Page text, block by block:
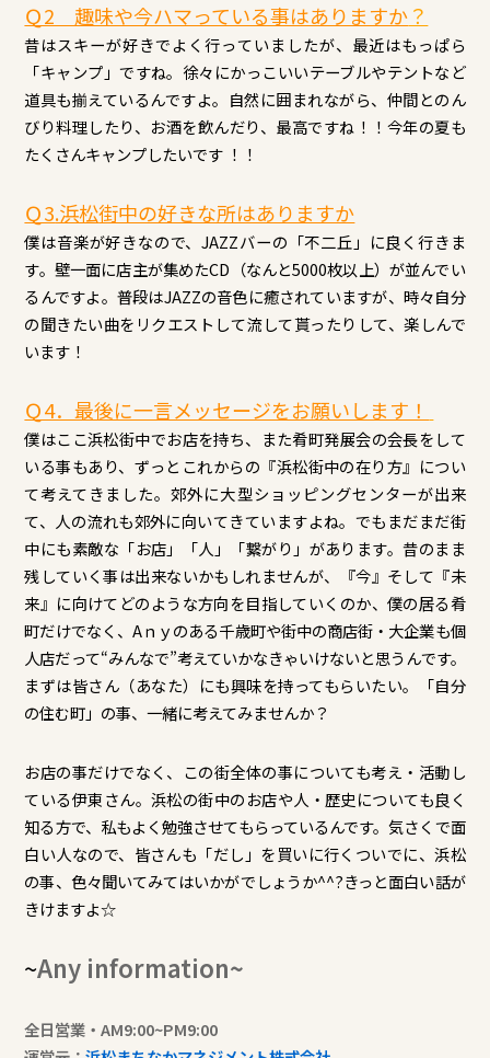
Ｑ2 趣味や今ハマっている事はありますか？
昔はスキーが好きでよく行っていましたが、最近はもっぱら
「キャンプ」ですね。徐々にかっこいいテーブルやテントなど
道具も揃えているんですよ。自然に囲まれながら、仲間とのん
びり料理したり、お酒を飲んだり、最高ですね！！今年の夏も
たくさんキャンプしたいです ！！
Ｑ3.浜松街中の好きな所はありますか
僕は音楽が好きなので、JAZZバーの「不二丘」に良く行きま
す。壁一面に店主が集めたCD（なんと5000枚以上）が並んでい
るんですよ。普段はJAZZの音色に癒されていますが、時々自分
の聞きたい曲をリクエストして流して貰ったりして、楽しんで
います！
Ｑ4．最後に一言メッセージをお願いします！
僕はここ浜松街中でお店を持ち、また肴町発展会の会長をして
いる事もあり、ずっとこれからの『浜松街中の在り方』につい
て考えてきました。郊外に大型ショッピングセンターが出来
て、人の流れも郊外に向いてきていますよね。でもまだまだ街
中にも素敵な「お店」「人」「繋がり」があります。昔のまま
残していく事は出来ないかもしれませんが、『今』そして『未
来』に向けてどのような方向を目指していくのか、僕の居る肴
町だけでなく、Aｎｙのある千歳町や街中の商店街・大企業も個
人店だって“みんなで”考えていかなきゃいけないと思うんです。
まずは皆さん（あなた）にも興味を持ってもらいたい。「自分
の住む町」の事、一緒に考えてみませんか？
お店の事だけでなく、この街全体の事についても考え・活動し
ている伊東さん。浜松の街中のお店や人・歴史についても良く
知る方で、私もよく勉強させてもらっているんです。気さくで面
白い人なので、皆さんも「だし」を買いに行くついでに、浜松
の事、色々聞いてみてはいかがでしょうか^^?きっと面白い話が
きけますよ☆
~Any information~
全日営業・AM9:00~PM9:00